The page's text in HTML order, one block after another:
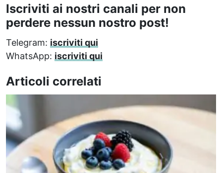
Iscriviti ai nostri canali per non
perdere nessun nostro post!
Telegram: iscriviti qui
WhatsApp: iscriviti qui
Articoli correlati